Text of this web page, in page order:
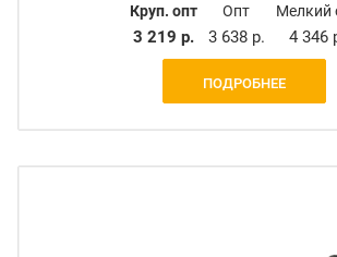
Круп. опт
3 219 р.
Опт
3 638 р.
Мелкий
4 346
ПОДРОБНЕЕ